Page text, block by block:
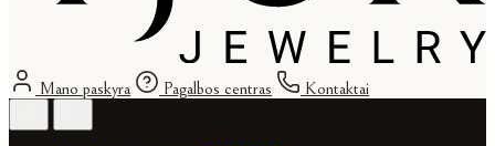
Mano paskyra Pagalbos centras Kontaktai